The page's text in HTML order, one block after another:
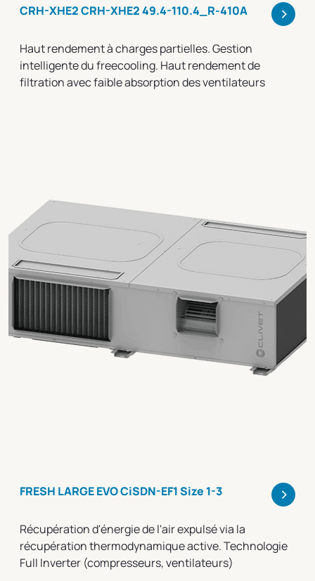
CRH-XHE2 CRH-XHE2 49.4-110.4_R-410A >
Haut rendement à charges partielles. Gestion
intelligente du freecooling. Haut rendement de
filtration avec faible absorption des ventilateurs
FRESH LARGE EVO CiSDN-EF1 Size 1-3 >
Récupération d'énergie de l'air expulsé via la
récupération thermodynamique active. Technologie
Full Inverter (compresseurs, ventilateurs)